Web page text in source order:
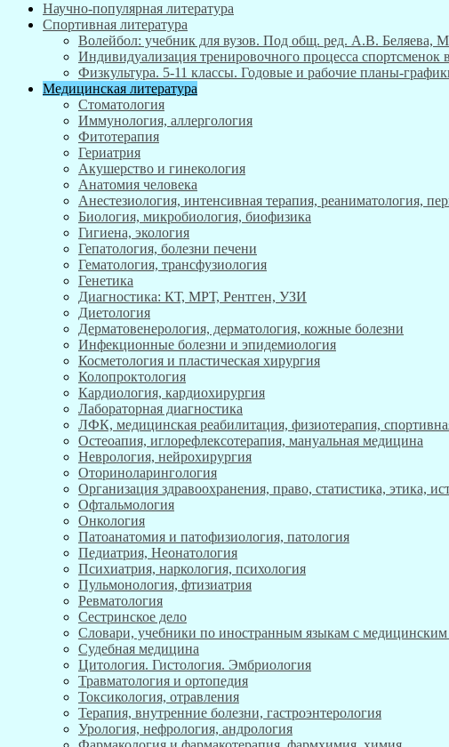
Научно-популярная литература
Спортивная литература
Волейбол: учебник для вузов. Под общ. ред. А.В. Беляева,
Индивидуализация тренировочного процесса
Физкультура. 5-11 классы. Годовые и рабочие планы-
Медицинская литература
Стоматология
Иммунология, аллергология
Фитотерапия
Гериатрия
Акушерство и гинекология
Анатомия человека
Анестезиология, интенсивная терапия, реаниматология,
Биология, микробиология, биофизика
Гигиена, экология
Гепатология, болезни печени
Гематология, трансфузиология
Генетика
Диагностика: КТ, МРТ, Рентген, УЗИ
Диетология
Дерматовенерология, дерматология, кожные болезни
Инфекционные болезни и эпидемиология
Косметология и пластическая хирургия
Колопроктология
Кардиология, кардиохирургия
Лабораторная диагностика
ЛФК, медицинская реабилитация, физиотерапия,
Остеоапия, иглорефлексотерапия, мануальная медицина
Неврология, нейрохирургия
Оториноларингология
Организация здравоохранения, право, статистика, этика,
Офтальмология
Онкология
Патоанатомия и патофизиология, патология
Педиатрия, Неонатология
Психиатрия, наркология, психология
Пульмонология, фтизиатрия
Ревматология
Сестринское дело
Словари, учебники по иностранным языкам с
Судебная медицина
Цитология. Гистология. Эмбриология
Травматология и ортопедия
Токсикология, отравления
Терапия, внутренние болезни, гастроэнтерология
Урология, нефрология, андрология